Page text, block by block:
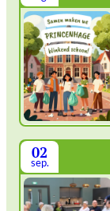
02
sep.